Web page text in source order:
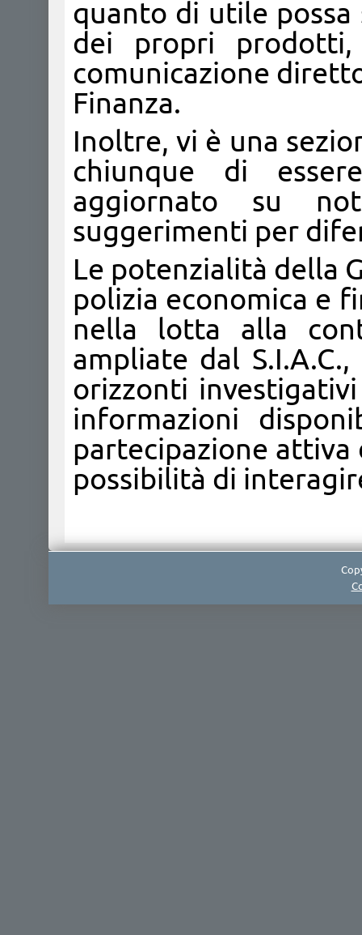
quanto di utile
dei propri
comunicazione
Finanza.
Inoltre, vi è una
chiunque di
aggiornato su
suggerimenti per
Le potenzialità della
polizia economica e
nella lotta alla
ampliate dal
orizzonti
informazioni
partecipazione attiva
possibilità di